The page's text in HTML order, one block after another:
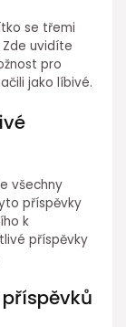
se třemi
uvidíte
pro
jako líbivé.
všechny
příspěvky
k
příspěvky